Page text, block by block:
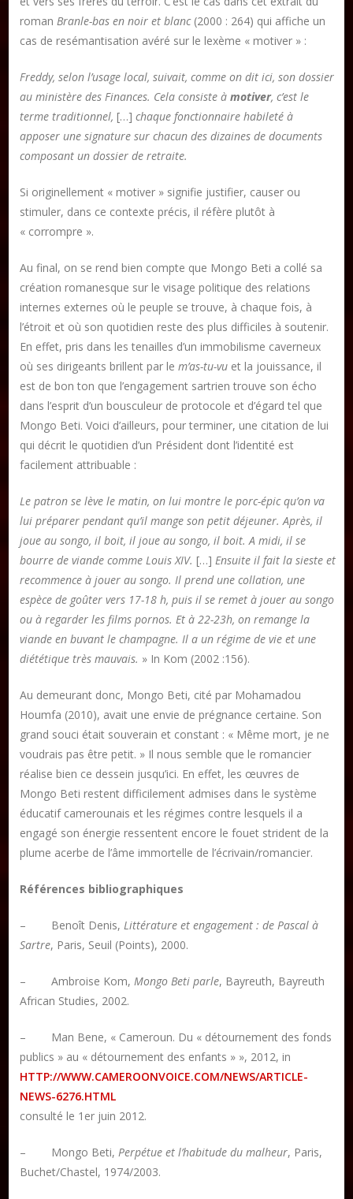
roman Branle-bas en noir et blanc(2000 : 264) qui affiche un
cas de resémantisation avéré sur le lexème « motiver » :
Freddy, selon l’usage local, suivait, comme on dit ici, son dossier
au ministère des Finances. Cela consiste àmotiver, c’est le
terme traditionnel, […]chaque fonctionnaire habileté à
apposer une signature sur chacun des dizaines de documents
composant un dossier de retraite.
Si originellement « motiver » signifie justifier, causer ou
stimuler, dans ce contexte précis, il réfère plutôt à
« corrompre ».
Au final, on se rend bien compte que Mongo Beti a collé sa
création romanesque sur le visage politique des relations
internes externes où le peuple se trouve, à chaque fois, à
l’étroit et où son quotidien reste des plus difficiles à soutenir.
En effet, pris dans les tenailles d’un immobilisme caverneux
où ses dirigeants brillent par lem’as-tu-vu et la jouissance, il
est de bon ton que l’engagement sartrien trouve son écho
dans l’esprit d’un bousculeur de protocole et d’égard tel que
Mongo Beti. Voici d’ailleurs, pour terminer, une citation de lui
qui décrit le quotidien d’un Président dont l’identité est
facilement attribuable :
Le patron se lève le matin, on lui montre le porc-épic qu’on va
lui préparer pendant qu’il mange son petit déjeuner. Après, il
joue au songo, il boit, il joue au songo, il boit. A midi, il se
bourre de viande comme Louis XIV. […] Ensuite il fait la sieste et
recommence à jouer au songo. Il prend une collation, une
espèce de goûter vers 17-18 h, puis il se remet à jouer au songo
ou à regarder les films pornos. Et à 22-23h, on remange la
viande en buvant le champagne. Il a un régime de vie et une
diététique très mauvais. » In Kom (2002 :156).
Au demeurant donc, Mongo Beti, cité par Mohamadou
Houmfa (2010), avait une envie de prégnance certaine. Son
grand souci était souverain et constant : « Même mort, je ne
voudrais pas être petit. » Il nous semble que le romancier
réalise bien ce dessein jusqu’ici. En effet, les œuvres de
Mongo Beti restent difficilement admises dans le système
éducatif camerounais et les régimes contre lesquels il a
engagé son énergie ressentent encore le fouet strident de la
plume acerbe de l’âme immortelle de l’écrivain/romancier.
Références bibliographiques
– Benoît Denis, Littérature et engagement : de Pascal à
Sartre, Paris, Seuil (Points), 2000.
– Ambroise Kom, Mongo Beti parle, Bayreuth, Bayreuth
African Studies, 2002.
– Man Bene, « Cameroun. Du « détournement des fonds
publics » au « détournement des enfants » », 2012, in
HTTP://WWW.CAMEROONVOICE.COM/NEWS/ARTICLE-
NEWS-6276.HTML
consulté le 1er juin 2012.
– Mongo Beti, Perpétue et l’habitude du malheur, Paris,
Buchet/Chastel, 1974/2003.